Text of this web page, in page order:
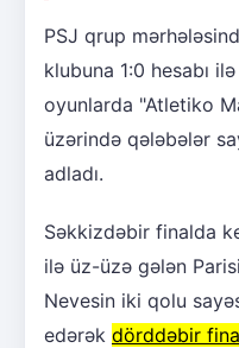
PSJ qrup
klubuna 1:0 hesabı
oyunlarda "Atletiko
üzərində qələbələr
adladı.
Səkkizdəbir finalda
ilə üz-üzə gələn
Nevesin iki qolu
edərək dörddəbir